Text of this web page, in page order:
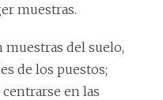
muestras.
del suelo,
de los puestos;
en las